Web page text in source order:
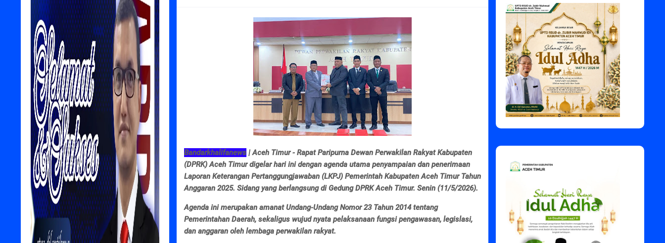
Bandarkhalifanews | Aceh Timur - Rapat Paripurna Dewan Perwakilan Rakyat Kabupaten
(DPRK) Aceh Timur digelar hari ini dengan agenda utama penyampaian dan penerimaan
Laporan Keterangan Pertanggungjawaban (LKPJ) Pemerintah Kabupaten Aceh Timur Tahun
Anggaran 2025. Sidang yang berlangsung di Gedung DPRK Aceh Timur. Senin (11/5/2026).
Agenda ini merupakan amanat Undang-Undang Nomor 23 Tahun 2014 tentang
Pemerintahan Daerah, sekaligus wujud nyata pelaksanaan fungsi pengawasan, legislasi,
dan anggaran oleh lembaga perwakilan rakyat.